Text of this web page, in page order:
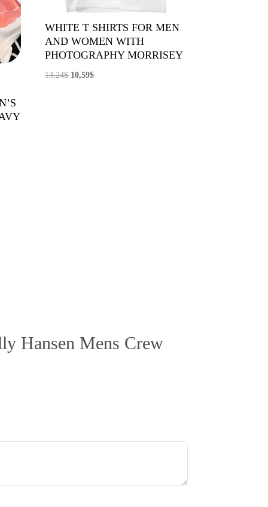
WHITE T SHIRTS FOR MEN
AND WOMEN WITH
PHOTOGRAPHY MORRISEY
13,24$ El
10,59$El
Hansen Mens Crew